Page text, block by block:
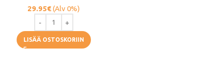
29.95€(Alv 0%)
LISÄÄ OSTOSKORIIN